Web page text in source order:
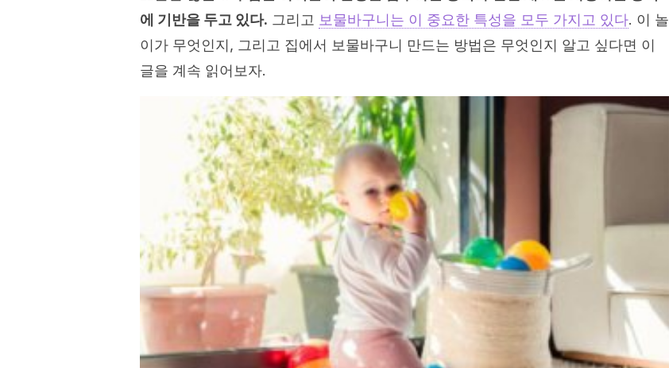
에 기반을 두고 있다. 그리고 보물바구니는 이 중요한 특성을 모두 가지고 있다. 이 놀
이가 무엇인지, 그리고 집에서 보물바구니 만드는 방법은 무엇인지 알고 싶다면 이
글을 계속 읽어보자.